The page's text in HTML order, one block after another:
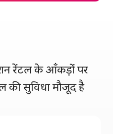
रेंटल के आँकड़ों पर
की सुविधा मौजूद है